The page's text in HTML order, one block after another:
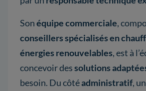
Sonéquipe commerciale,
conseillers spécialisés en
énergies renouvelables, est à
concevoir dessolutions
besoin. Du côtéadministratif,